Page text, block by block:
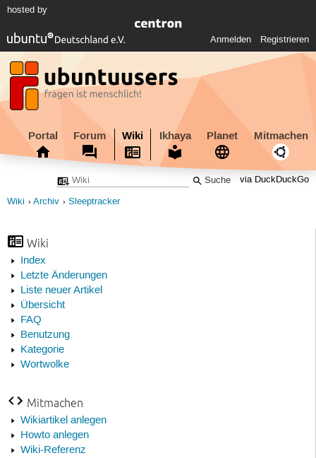
hosted by
Anmelden Registrieren
Portal Forum Wiki Ikhaya Planet Mitmachen
via DuckDuckGo
Wiki Archiv Sleeptracker
Wiki
Index
Letzte Änderungen
Liste neuer Artikel
Übersicht
FAQ
Benutzung
Kategorie
Wortwolke
Mitmachen
Wikiartikel anlegen
Howto anlegen
Wiki-Referenz